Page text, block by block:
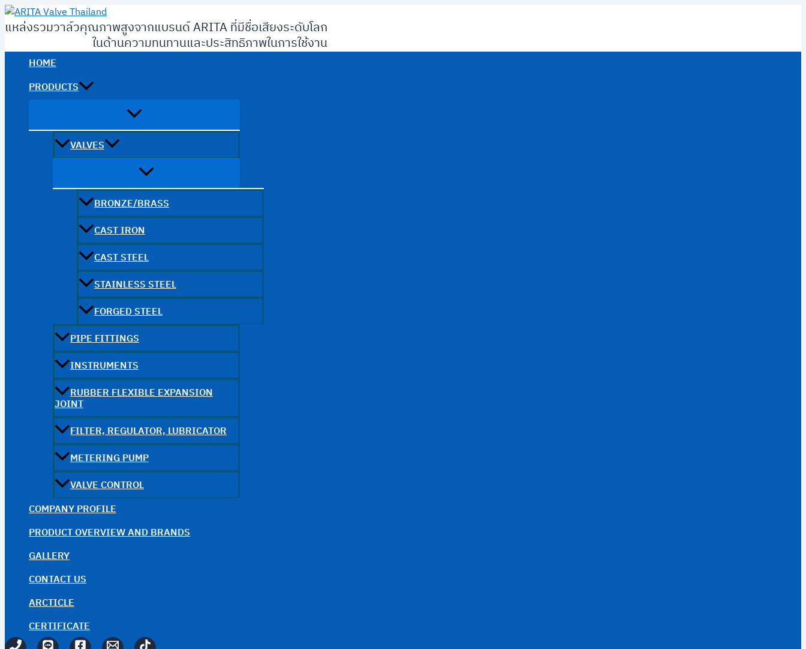
Skip
to
แหล่งรวมวาล์วคุณภาพสูงจากแบรนด์ ARITA ที่มีชื่อเสียงระดับโลก
ในด้านความทนทานและประสิทธิภาพในการใช้งาน
HOME
PRODUCTS
VALVES
BRONZE/BRASS
CAST IRON
CAST STEEL
STAINLESS STEEL
FORGED STEEL
PIPE FITTINGS
INSTRUMENTS
RUBBER FLEXIBLE EXPANSION
JOINT
FILTER, REGULATOR, LUBRICATOR
METERING PUMP
VALVE CONTROL
COMPANY PROFILE
PRODUCT OVERVIEW AND BRANDS
GALLERY
CONTACT US
ARCTICLE
CERTIFICATE